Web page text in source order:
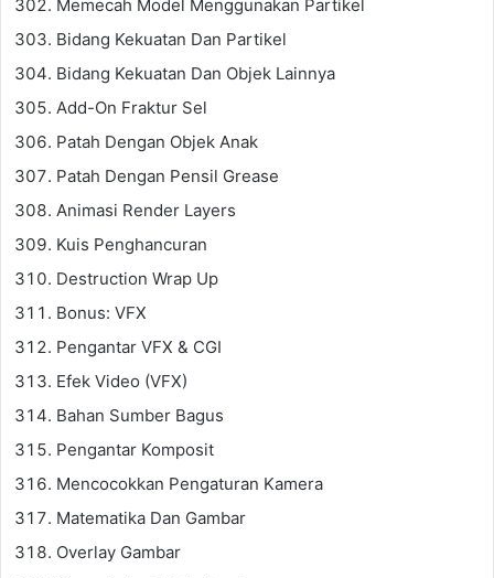
Memecah Model Menggunakan Partikel
Bidang Kekuatan Dan Partikel
Bidang Kekuatan Dan Objek Lainnya
Add-On Fraktur Sel
Patah Dengan Objek Anak
Patah Dengan Pensil Grease
Animasi Render Layers
Kuis Penghancuran
Destruction Wrap Up
Bonus: VFX
Pengantar VFX & CGI
Efek Video (VFX)
Bahan Sumber Bagus
Pengantar Komposit
Mencocokkan Pengaturan Kamera
Matematika Dan Gambar
Overlay Gambar